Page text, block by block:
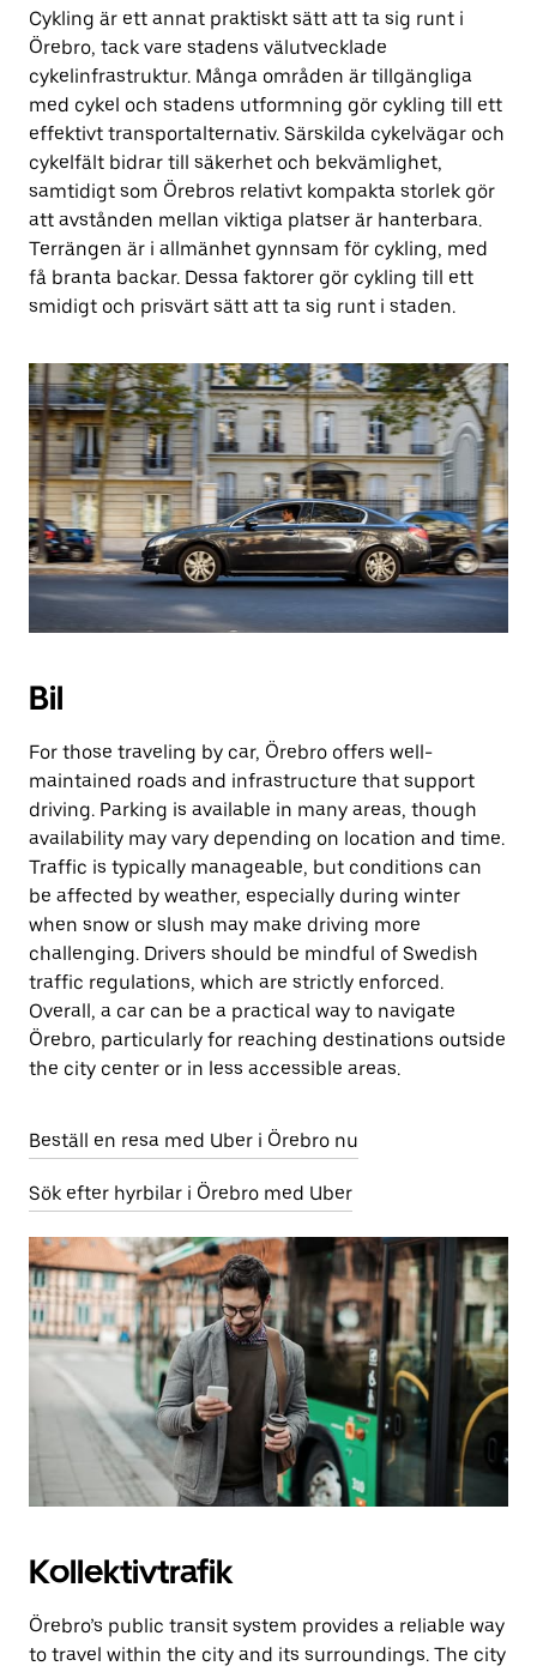
Cykling är ett annat praktiskt sätt att ta sig runt i
Örebro, tack vare stadens välutvecklade
cykelinfrastruktur. Många områden är tillgängliga
med cykel och stadens utformning gör cykling till ett
effektivt transportalternativ. Särskilda cykelvägar och
cykelfält bidrar till säkerhet och bekvämlighet,
samtidigt som Örebros relativt kompakta storlek gör
att avstånden mellan viktiga platser är hanterbara.
Terrängen är i allmänhet gynnsam för cykling, med
få branta backar. Dessa faktorer gör cykling till ett
smidigt och prisvärt sätt att ta sig runt i staden.
Bil
For those traveling by car, Örebro offers well-
maintained roads and infrastructure that support
driving. Parking is available in many areas, though
availability may vary depending on location and time.
Traffic is typically manageable, but conditions can
be affected by weather, especially during winter
when snow or slush may make driving more
challenging. Drivers should be mindful of Swedish
traffic regulations, which are strictly enforced.
Overall, a car can be a practical way to navigate
Örebro, particularly for reaching destinations outside
the city center or in less accessible areas.
Beställ en resa med Uber i Örebro nu
Sök efter hyrbilar i Örebro med Uber
Kollektivtrafik
Örebro’s public transit system provides a reliable way
to travel within the city and its surroundings. The city